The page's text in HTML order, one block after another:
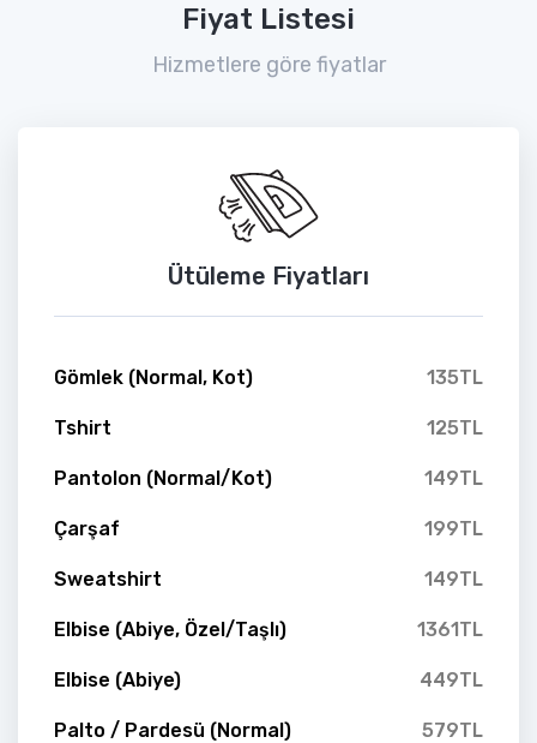
Fiyat Listesi
Hizmetlere göre fiyatlar
Ütüleme Fiyatları
Gömlek (Normal, Kot) 135TL
Tshirt 125TL
Pantolon (Normal/Kot) 149TL
Çarşaf 199TL
Sweatshirt 149TL
Elbise (Abiye, Özel/Taşlı) 1361TL
Elbise (Abiye) 449TL
Palto / Pardesü (Normal) 579TL